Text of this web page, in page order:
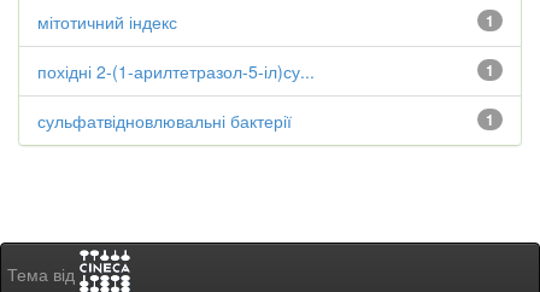
1
мітотичний індекс
1
похідні 2-(1-арилтетразол-5-іл)су...
1
сульфатвідновлювальні бактерії
Тема від